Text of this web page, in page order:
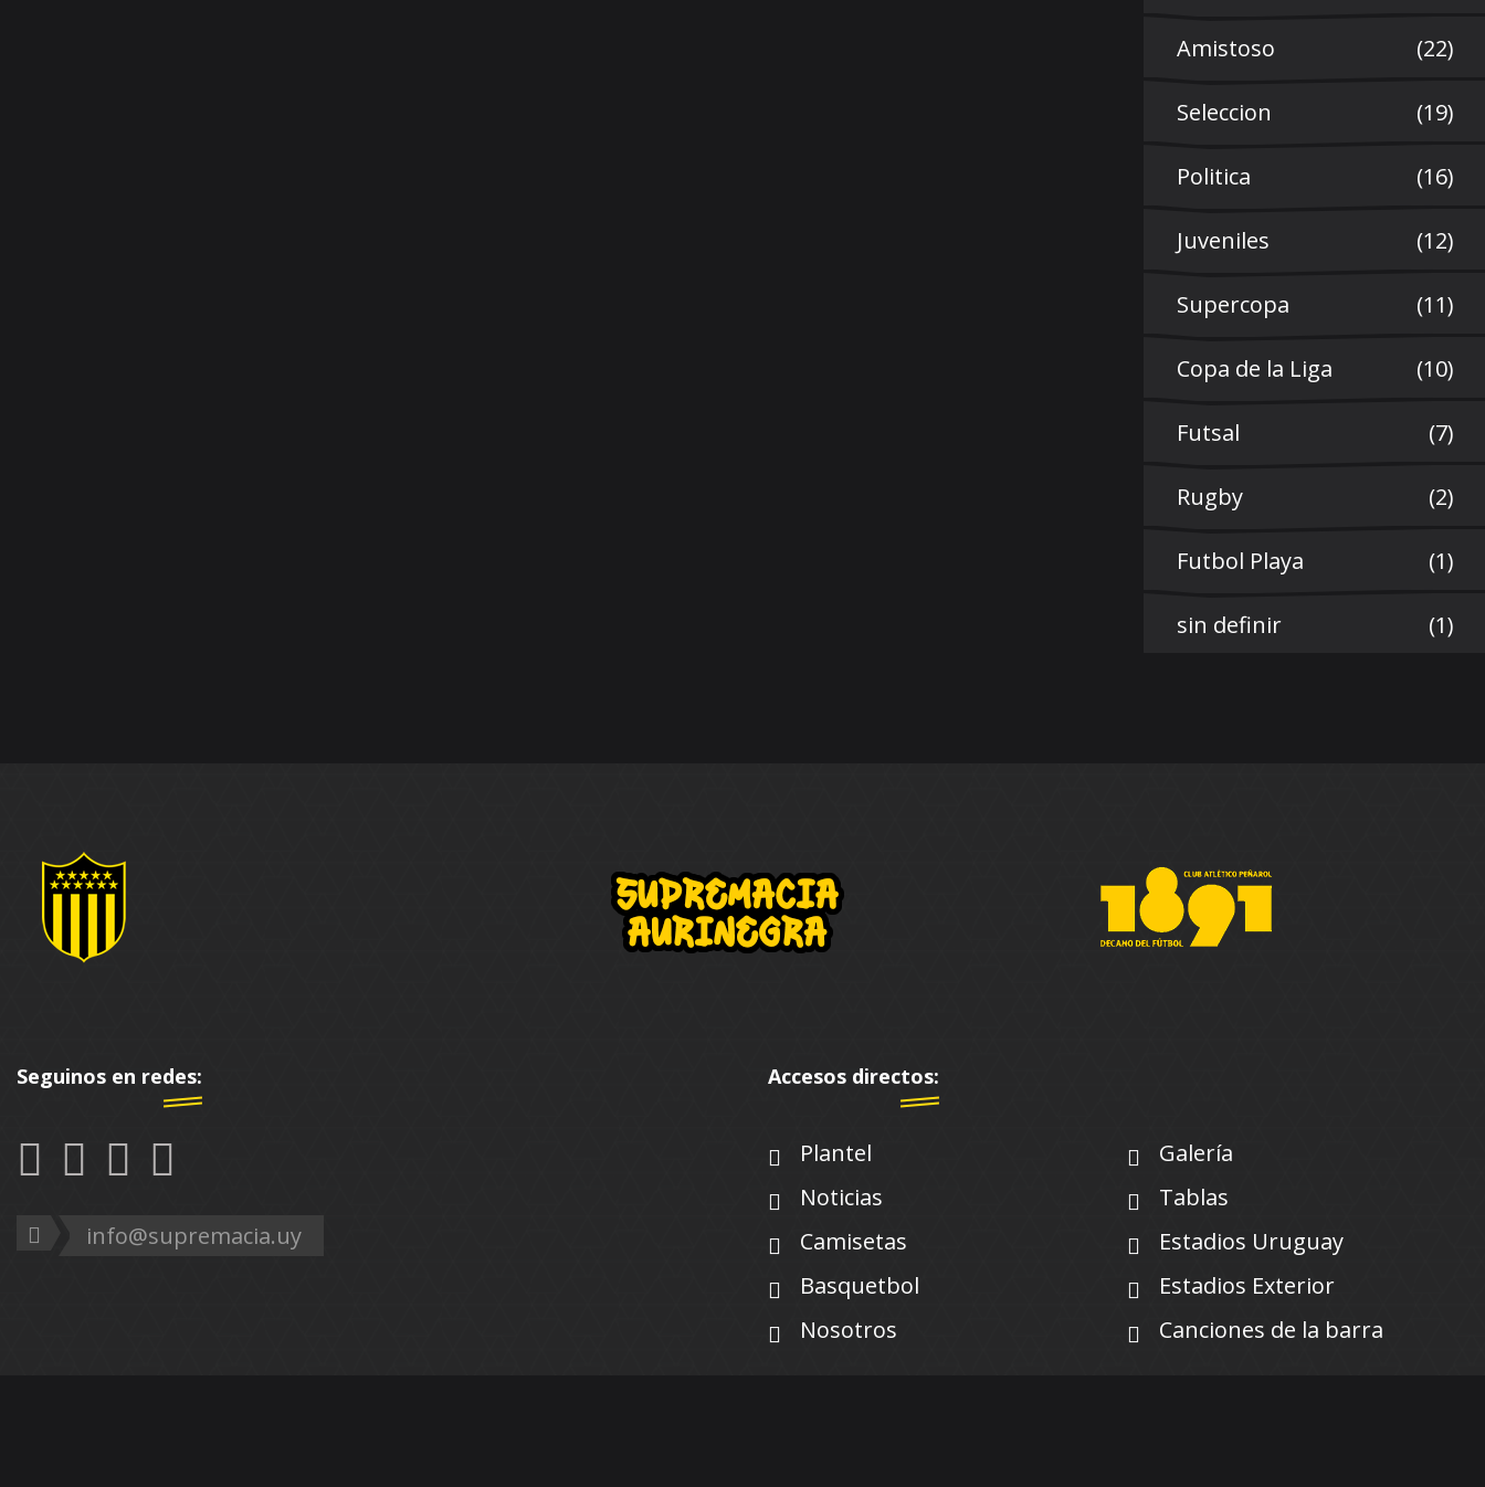
Amistoso (22)
Seleccion (19)
Politica (16)
Juveniles (12)
Supercopa (11)
Copa de la Liga (10)
Futsal (7)
Rugby (2)
Futbol Playa (1)
sin definir (1)
Seguinos en redes:
info@supremacia.uy
Accesos directos:
Plantel
Galería
Noticias
Tablas
Camisetas
Estadios Uruguay
Basquetbol
Estadios Exterior
Nosotros
Canciones de la barra